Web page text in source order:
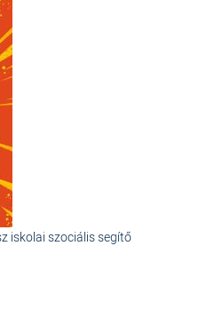
iskolai szociális segítő